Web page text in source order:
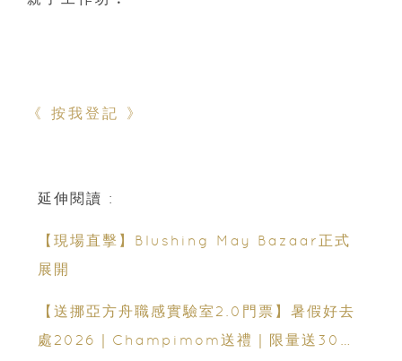
《 按我登記 》
延伸閱讀 :
【現場直擊】Blushing May Bazaar正式
展開
【送挪亞方舟職感實驗室2.0門票】暑假好去
處2026｜Champimom送禮｜限量送30套